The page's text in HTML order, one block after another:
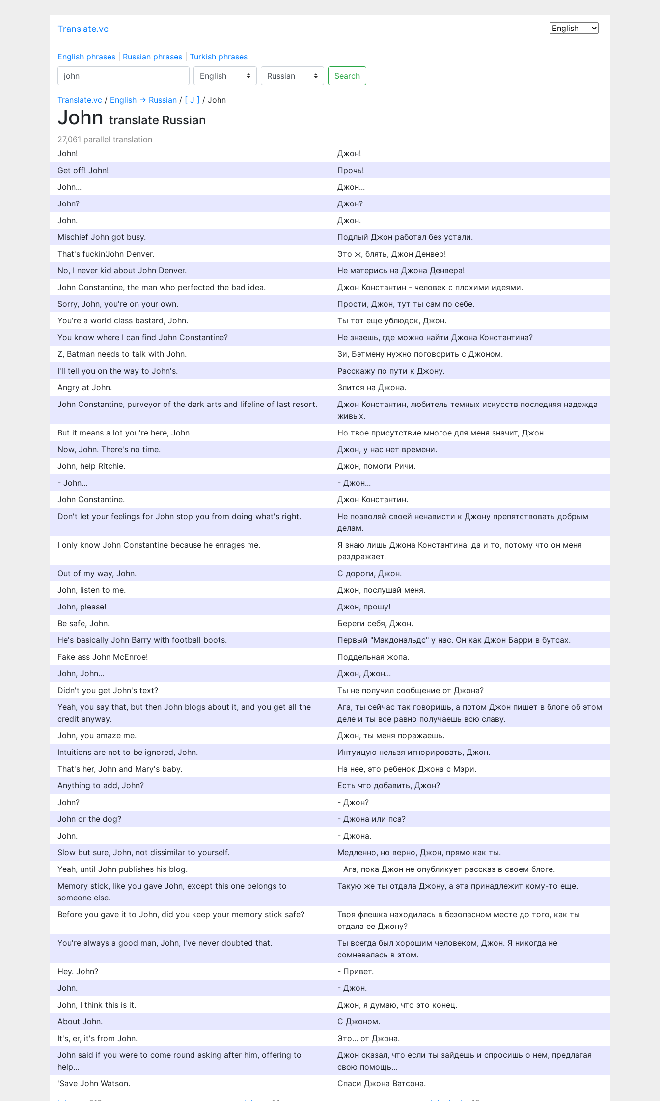
Translate.vc
English phrases Russian phrases
Turkish phrases
Search
Translate.vc / English → Russian / [ J ] / John
John translate Russian
27,061 parallel translation
John!
Джон!
Get off! John!
Прочь!
John...
Джон...
John?
Джон?
John.
Джон.
Mischief John got busy.
Подлый Джон работал без устали.
That's fuckin'John Denver.
Это ж, блять, Джон Денвер!
No, I never kid about John Denver.
Не матерись на Джона Денвера!
John Constantine, the man who perfected the bad idea.
Джон Константин - человек с плохими идеями.
Sorry, John, you're on your own.
Прости, Джон, тут ты сам по себе.
You're a world class bastard, John.
Ты тот еще ублюдок, Джон.
You know where I can find John Constantine?
Не знаешь, где можно найти Джона Константина?
Z, Batman needs to talk with John.
Зи, Бэтмену нужно поговорить с Джоном.
I'll tell you on the way to John's.
Расскажу по пути к Джону.
Angry at John.
Злится на Джона.
John Constantine, purveyor of the dark arts and lifeline of last resort.
Джон Константин, любитель темных искусств последняя надежда
живых.
But it means a lot you're here, John.
Но твое присутствие многое для меня значит, Джон.
Now, John. There's no time.
Джон, у нас нет времени.
John, help Ritchie.
Джон, помоги Ричи.
- John...
- Джон...
John Constantine.
Джон Константин.
Don't let your feelings for John stop you from doing what's right.
Не позволяй своей ненависти к Джону препятствовать добрым
делам.
I only know John Constantine because he enrages me.
Я знаю лишь Джона Константина, да и то, потому что он меня
раздражает.
Out of my way, John.
С дороги, Джон.
John, listen to me.
Джон, послушай меня.
John, please!
Джон, прошу!
Be safe, John.
Береги себя, Джон.
He's basically John Barry with football boots.
Первый "Мaкдoнaльдc" у нac. Он кaк Джон Бaрpи в бутcaх.
Fake ass John McEnroe!
Поддельная жопа.
John, John...
Джон, Джон...
Didn't you get John's text?
Ты не получил сообщение от Джона?
Yeah, you say that, but then John blogs about it, and you get all the
credit anyway.
Ага, ты сейчас так говоришь, а потом Джон пишет в блоге об этом
деле и ты все равно получаешь всю славу.
John, you amaze me.
Джон, ты меня поражаешь.
Intuitions are not to be ignored, John.
Интуицую нельзя игнорировать, Джон.
That's her, John and Mary's baby.
На нее, это ребенок Джона с Мэри.
Anything to add, John?
Есть что добавить, Джон?
John?
- Джон?
John or the dog?
- Джона или пса?
John.
- Джона.
Slow but sure, John, not dissimilar to yourself.
Медленно, но верно, Джон, прямо как ты.
Yeah, until John publishes his blog.
- Ага, пока Джон не опубликует рассказ в своем блоге.
Memory stick, like you gave John, except this one belongs to
someone else.
Такую же ты отдала Джону, а эта принадлежит кому-то еще.
Before you gave it to John, did you keep your memory stick safe?
Твоя флешка находилась в безопасном месте до того, как ты
отдала ее Джону?
You're always a good man, John, I've never doubted that.
Ты всегда был хорошим человеком, Джон. Я никогда не
сомневалась в этом.
Hey. John?
- Привет.
John.
- Джон.
John, I think this is it.
Джон, я думаю, что это конец.
About John.
С Джоном.
It's, er, it's from John.
Это... от Джона.
John said if you were to come round asking after him, offering to
help...
Джон сказал, что если ты зайдешь и спросишь о нем, предлагая
свою помощь...
'Save John Watson.
Спаси Джона Ватсона.